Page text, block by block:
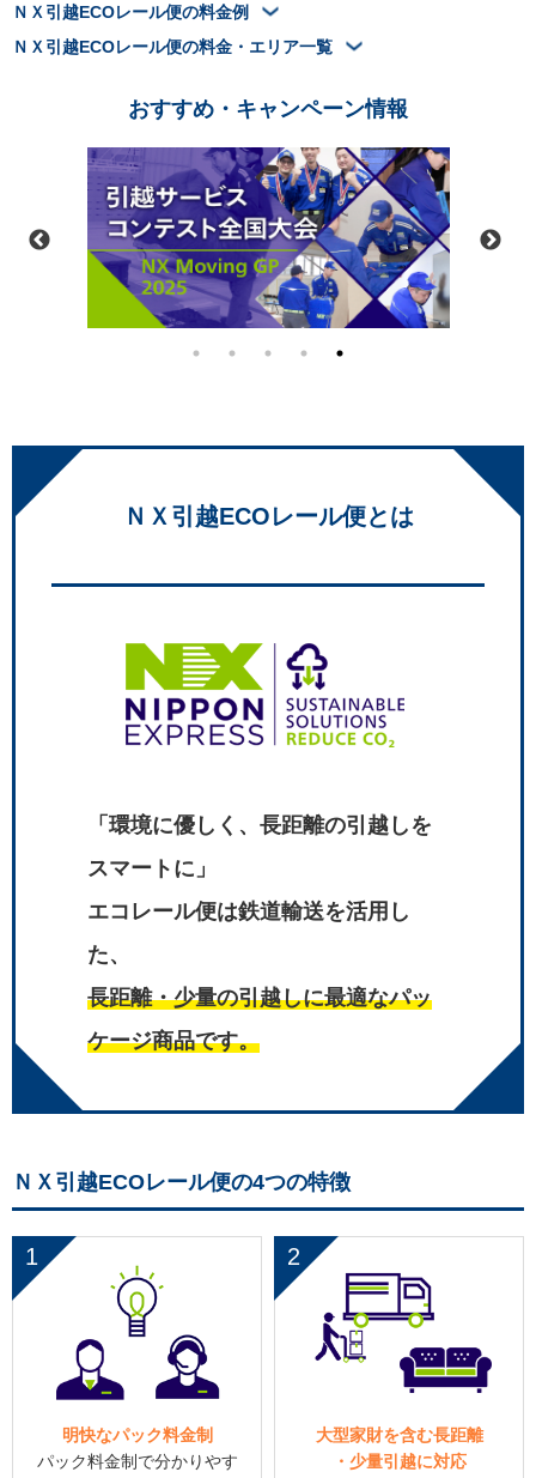
ＮＸ引越ECOレール便の料金例
ＮＸ引越ECOレール便の料金・エリア一覧
おすすめ・キャンペーン情報
ＮＸ引越ECOレール便とは
「環境に優しく、長距離の引越しを
スマートに」
エコレール便は鉄道輸送を活用し
た、
長距離・少量の引越しに最適なパッ
ケージ商品です。
ＮＸ引越ECOレール便の4つの特徴
1
明快なパック料金制
パック料金制で分かりやす
2
大型家財を含む長距離
・少量引越に対応